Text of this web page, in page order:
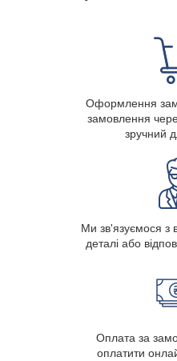
Оформлення
замовлення
зручний
Ми зв'язуємося з
деталі або
Оплата за
оплатити